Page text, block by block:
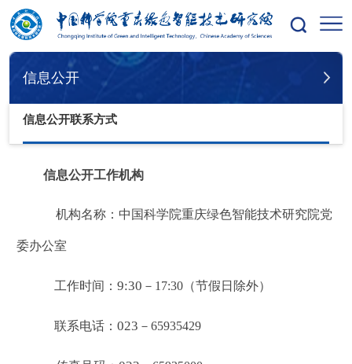
您的位置：首页 信息公开 信息公开联系方式
信息公开
信息公开联系方式
信息公开工作机构
机构名称：中国科学院重庆绿色智能技术研究院党
委办公室
工作时间： 9:30 － 17:30（节假日除外）
联系电话： 023 － 65935429